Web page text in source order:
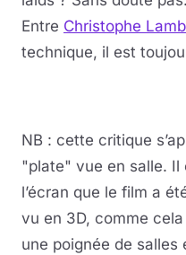
Entre Christophe
technique, il est
NB : cette critique
"plate" vue en salle. Il
l’écran que le film a
vu en 3D, comme
une poignée de salles